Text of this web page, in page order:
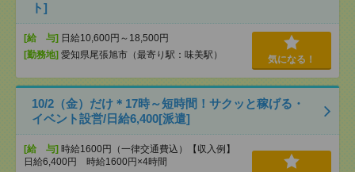
ト]
[給 与] 日給10,600円～18,500円
[勤務地] 愛知県尾張旭市（最寄り駅：味美駅） 気になる！
10/2（金）だけ＊17時～短時間！サクッと稼げる・
イベント設営/日給6,400[派遣]
[給 与] 時給1600円（一律交通費込）【収入例】
日給6,400円 時給1600円×4時間